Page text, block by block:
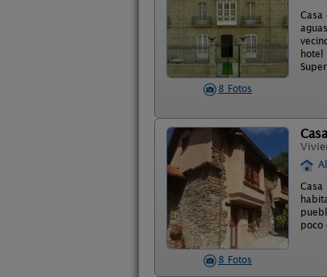
8 Fotos
8 Fotos
poco